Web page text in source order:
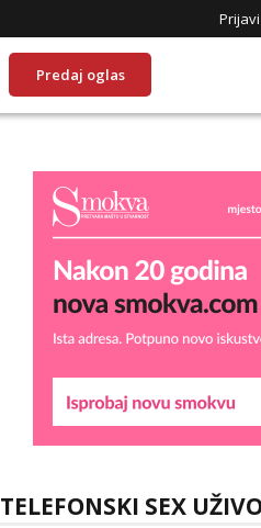
Predaj oglas
TELEFONSKI SEX
Liliana
Tel:064/677-677 - Kod: #69
tel:0,93€ - mob:1,12€ min